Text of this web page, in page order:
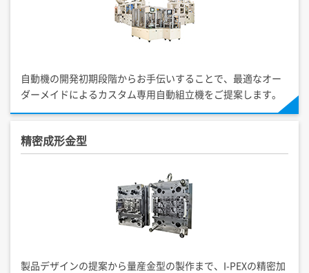
自動機の開発初期段階からお手伝いすることで、最適なオー
ダーメイドによるカスタム専用自動組立機をご提案します。
精密成形金型
製品デザインの提案から量産金型の製作まで、 I-PEXの精密加